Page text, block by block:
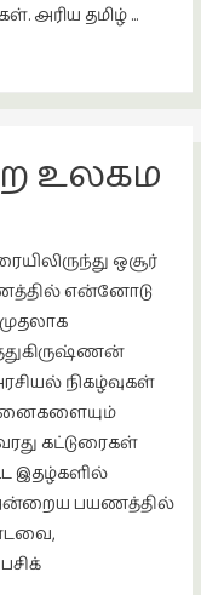
அரிய தமிழ் …
உலகம
ஒசூர்
என்னோடு
நிகழ்வுகள்
கட்டுரைகள்
இதழ்களில்
அன்றைய பயணத்தில்